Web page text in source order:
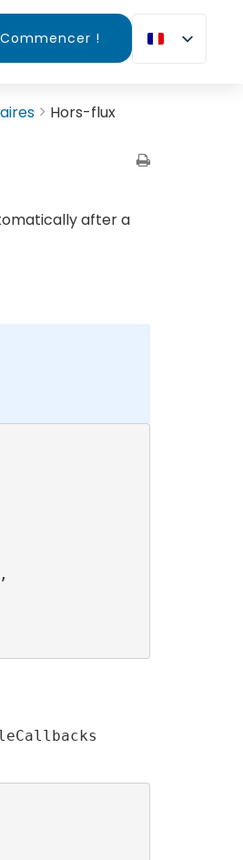
Commencer !
Hors-flux
after a